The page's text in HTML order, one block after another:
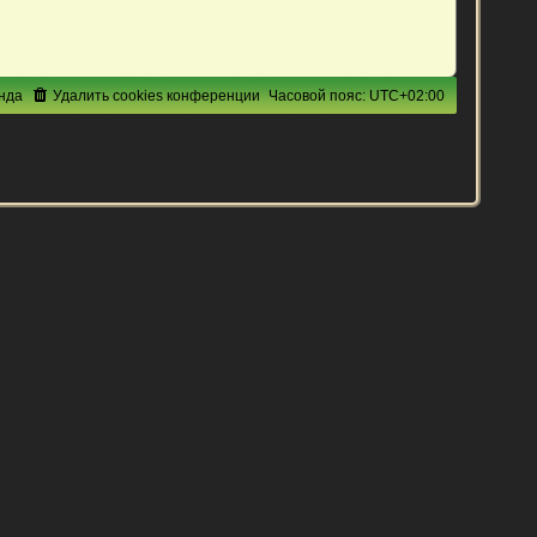
Часовой пояс:UTC+02:00
Удалить cookies конференции